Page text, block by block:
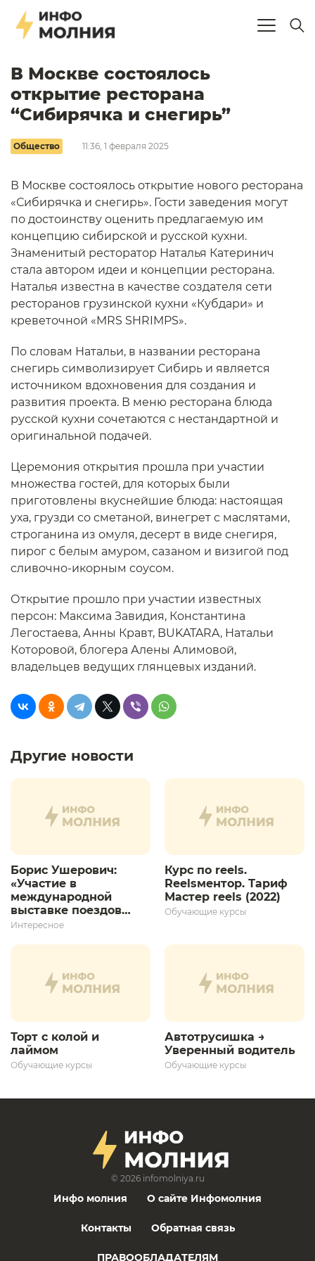
В Москве состоялось
открытие ресторана
“Сибирячка и снегирь”
Общество 11:36, 1 февраля 2025
В Москве состоялось открытие нового ресторана
«Сибирячка и снегирь». Гости заведения могут
по достоинству оценить предлагаемую им
концепцию сибирской и русской кухни.
Знаменитый ресторатор Наталья Катеринич
стала автором идеи и концепции ресторана.
Наталья известна в качестве создателя сети
ресторанов грузинской кухни «Кубдари» и
креветочной «MRS SHRIMPS».
По словам Натальи, в названии ресторана
снегирь символизирует Сибирь и является
источником вдохновения для создания и
развития проекта. В меню ресторана блюда
русской кухни сочетаются с нестандартной и
оригинальной подачей.
Церемония открытия прошла при участии
множества гостей, для которых были
приготовлены вкуснейшие блюда: настоящая
уха, грузди со сметаной, винегрет с маслятами,
строганина из омуля, десерт в виде снегиря,
пирог с белым амуром, сазаном и визигой под
сливочно-икорным соусом.
Открытие прошло при участии известных
персон: Максима Завидия, Константина
Легостаева, Анны Кравт, BUKATARA, Натальи
Которовой, блогера Алены Алимовой,
владельцев ведущих глянцевых изданий.
Другие новости
Борис Ушерович:
«Участие в
международной
выставке поездов
дает толчок для
развития»
Интересное
Курс по reels.
Reelsментор. Тариф
Мастер reels (2022)
Обучающие курсы
Торт с колой и
лаймом
Обучающие курсы
Автотрусишка →
Уверенный водитель​
Обучающие курсы
© 2026 infomolniya.ru
Инфо молния О сайте Инфомолния
Контакты Обратная связь
ПРАВООБЛАДАТЕЛЯМ